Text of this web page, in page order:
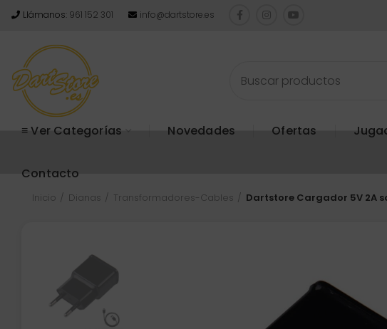
Llámanos: 961 152 301 info@dartstore.es
≡ Ver Categorías Novedades Ofertas
Contacto
Inicio Dianas Transformadores-Cables Dartstore Cargador 5V 2A